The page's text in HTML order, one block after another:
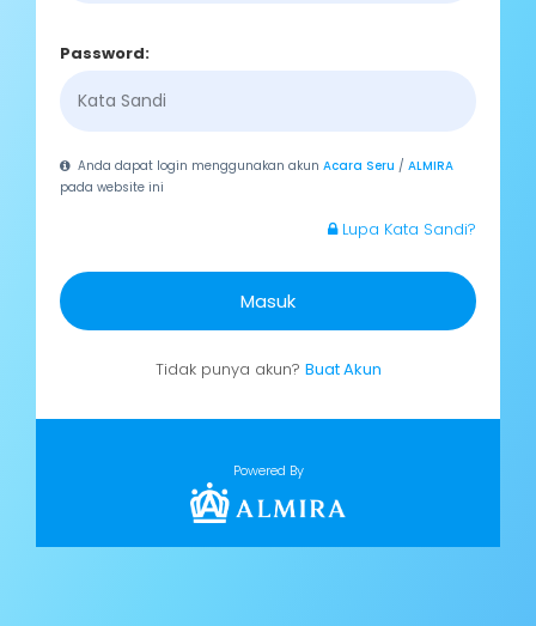
Password:
Anda dapat login menggunakan akunAcara Seru /ALMIRA
pada website ini
Lupa Kata Sandi?
Masuk
Tidak punya akun? Buat Akun
Powered By